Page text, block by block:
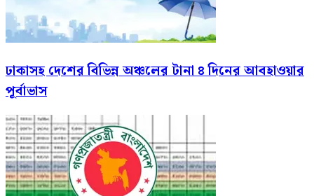
ঢাকাসহ দেশের বিভিন্ন অঞ্চলের টানা ৪ দিনের আবহাওয়ার
পূর্বাভাস